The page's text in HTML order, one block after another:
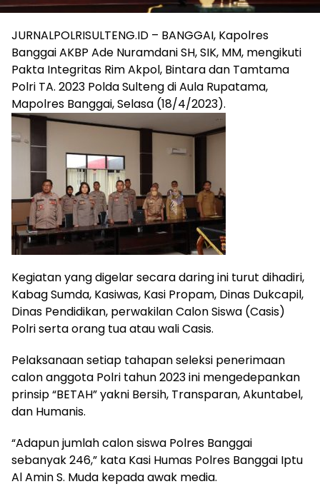
JURNALPOLRISULTENG.ID – BANGGAI, Kapolres
Banggai AKBP Ade Nuramdani SH, SIK, MM, mengikuti
Pakta Integritas Rim Akpol, Bintara dan Tamtama
Polri TA. 2023 Polda Sulteng di Aula Rupatama,
Mapolres Banggai, Selasa (18/4/2023).
Kegiatan yang digelar secara daring ini turut dihadiri,
Kabag Sumda, Kasiwas, Kasi Propam, Dinas Dukcapil,
Dinas Pendidikan, perwakilan Calon Siswa (Casis)
Polri serta orang tua atau wali Casis.
Pelaksanaan setiap tahapan seleksi penerimaan
calon anggota Polri tahun 2023 ini mengedepankan
prinsip “BETAH” yakni Bersih, Transparan, Akuntabel,
dan Humanis.
“Adapun jumlah calon siswa Polres Banggai
sebanyak 246,” kata Kasi Humas Polres Banggai Iptu
Al Amin S. Muda kepada awak media.